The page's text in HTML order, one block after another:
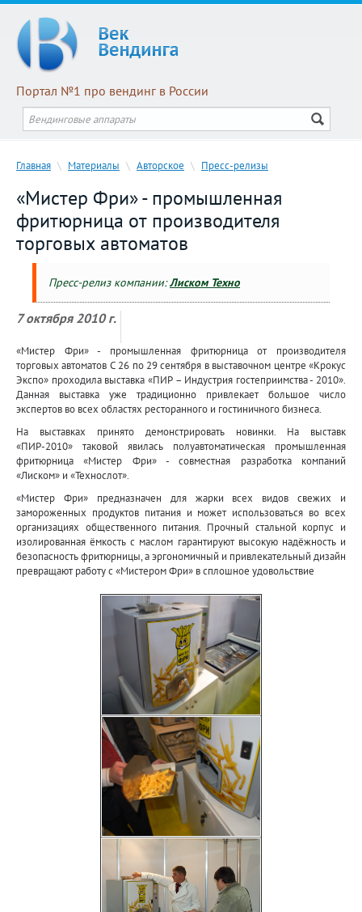
Портал №1 про вендинг в России
Главная \ Материалы \ Авторское \ Пресс-релизы
«Мистер Фри» - промышленная
фритюрница от производителя
торговых автоматов
Пресс-релиз компании:Лиском Техно
7 октября 2010 г.
«Мистер Фри» - промышленная фритюрница от производителя
торговых автоматов С 26 по 29 сентября в выставочном центре «Крокус
Экспо» проходила выставка «ПИР – Индустрия гостеприимства - 2010».
Данная выставка уже традиционно привлекает большое число
экспертов во всех областях ресторанного и гостиничного бизнеса.
На выставках принято демонстрировать новинки. На выставк
«ПИР-2010» таковой явилась полуавтоматическая промышленная
фритюрница «Мистер Фри» - совместная разработка компаний
«Лиском» и «Технослот».
«Мистер Фри» предназначен для жарки всех видов свежих и
замороженных продуктов питания и может использоваться во всех
организациях общественного питания. Прочный стальной корпус и
изолированная ёмкость с маслом гарантируют высокую надёжность и
безопасность фритюрницы, а эргономичный и привлекательный дизайн
превращают работу с «Мистером Фри» в сплошное удовольствие